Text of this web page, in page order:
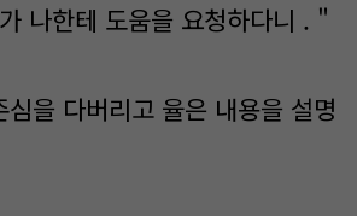
나한테 도움을 요청하다니 . "
심을 다버리고 율은 내용을 설명